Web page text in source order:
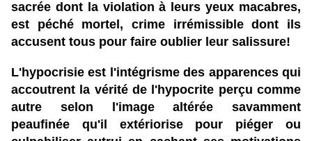
sacrée dont la violation à leurs yeux macabres,
est péché mortel, crime irrémissible dont ils
accusent tous pour faire oublier leur salissure!
L'hypocrisie est l'intégrisme des apparences qui
accoutrent la vérité de l'hypocrite perçu comme
autre selon l'image altérée savamment
peaufinée qu'il extériorise pour piéger ou